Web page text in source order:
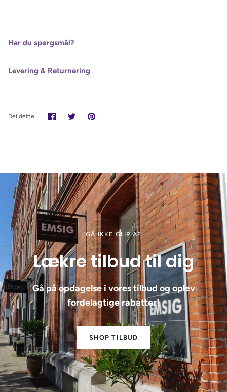
Har du spørgsmål?
Levering & Returnering
Del dette: Del TweetPin
GÅ IKKE GLIP AF
Lækre tilbud til dig
Gå på opdagelse i vores tilbud og oplev
fordelagtige rabatter!
SHOP TILBUD